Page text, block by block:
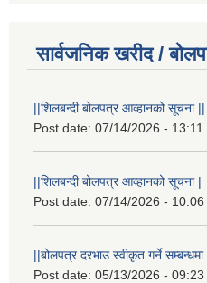
सार्वजनिक खरीद /
||शिलबन्दी बोलपत्र आव्हानको सूचना ||
Post date: 07/14/2026 - 13:11
||शिलबन्दी बोलपत्र आव्हानको सूचना |
Post date: 07/14/2026 - 10:06
||बोलपत्र दरभाउ स्वीकृत गर्ने
Post date: 05/13/2026 - 09:23